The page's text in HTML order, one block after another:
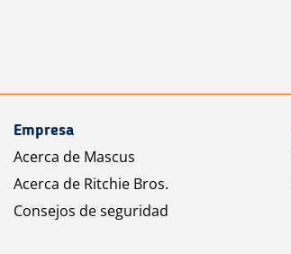
Empresa
Acerca de Mascus
Acerca de Ritchie Bros.
Consejos de seguridad